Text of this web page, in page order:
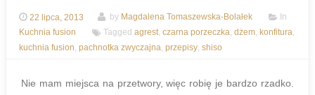
22 lipca, 2013 by Magdalena Tomaszewska-Bolałek
In
Kuchnia fusion
Tagged agrest, czarna porzeczka, dżem, konfitura,
kuchnia fusion, pachnotka zwyczajna, przepisy, shiso
Nie mam miejsca na przetwory, więc robię je bardzo rzadko.